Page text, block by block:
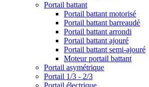
Portail battant
Portail battant motorisé
Portail battant barreaudé
Portail battant arrondi
Portail battant ajouré
Portail battant semi-ajouré
Moteur portail battant
Portail asymétrique
Portail 1/3 - 2/3
Portail électrique